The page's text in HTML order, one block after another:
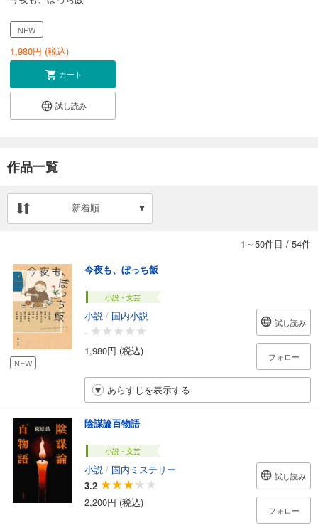
NEW
1,980円 (税込)
カート
試し読み
作品一覧
新着順
1～50件目 / 54件
NEW
今夜も、ぼっち飯
小説・文芸
小説 / 国内小説
-
1,980円 (税込)
試し読み
フォロー
あらすじを表示する
陰謀論百物語
小説・文芸
小説 / 国内ミステリー
3.2
2,200円 (税込)
試し読み
フォロー